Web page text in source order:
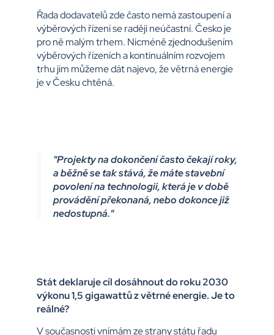
Řada dodavatelů zde často nemá zastoupení a
výběrových řízení se raději neúčastní. Česko je
pro ně malým trhem. Nicméně zjednodušením
výběrových řízeních a kontinuálním rozvojem
trhu jim můžeme dát najevo, že větrná energie
je v Česku chtěná.
"Projekty na dokončení často čekají roky,
a běžně se tak stává, že máte stavební
povolení na technologii, která je v době
provádění překonaná, nebo dokonce již
nedostupná."
Stát deklaruje cíl dosáhnout do roku 2030
výkonu 1,5 gigawattů z větrné energie. Je to
reálné?
V současnosti vnímám ze strany státu řadu